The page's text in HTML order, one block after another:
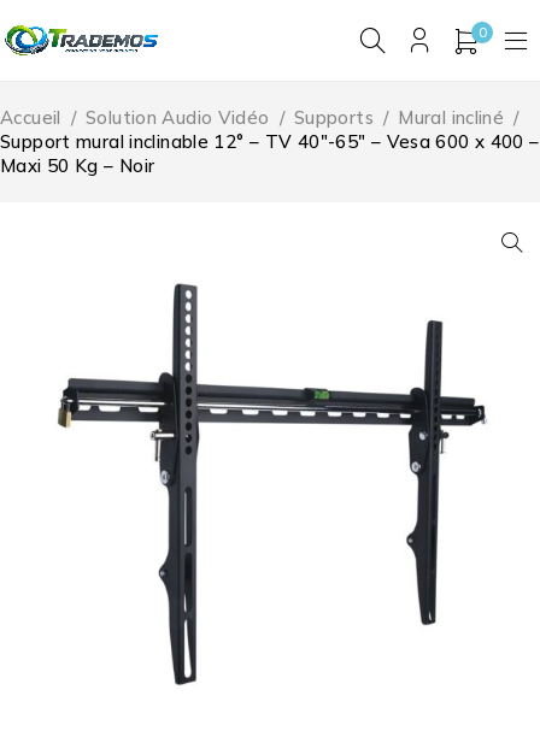
0
Accueil / Solution Audio Vidéo / Supports / Mural incliné /
Support mural inclinable 12° – TV 40″-65″ – Vesa 600 x 400 –
Maxi 50 Kg – Noir